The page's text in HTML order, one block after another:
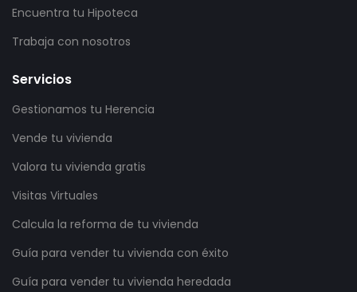
Encuentra tu Hipoteca
Trabaja con nosotros
Servicios
Gestionamos tu Herencia
Vende tu vivienda
Valora tu vivienda gratis
Visitas Virtuales
Calcula la reforma de tu vivienda
Guía para vender tu vivienda con éxito
Guía para vender tu vivienda heredada